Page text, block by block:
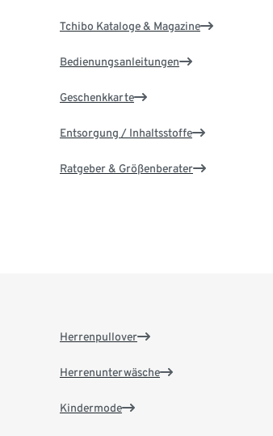
Tchibo Kataloge & Magazine
Bedienungsanleitungen
Geschenkkarte
Entsorgung / Inhaltsstoffe
Ratgeber & Größenberater
Herrenpullover
Herrenunterwäsche
Kindermode